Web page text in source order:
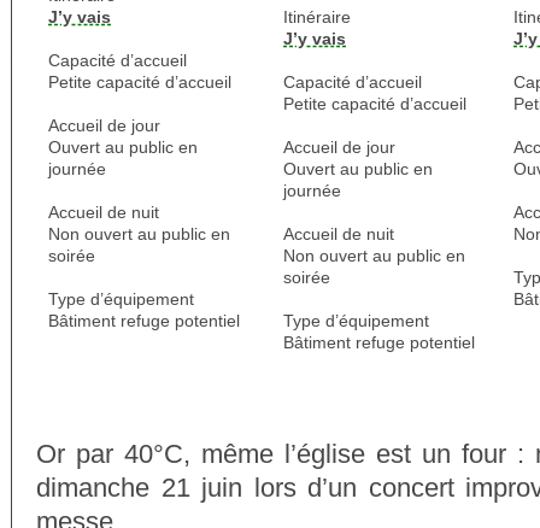
J’y vais
Capacité d’accueil
Petite capacité d’accueil
Accueil de jour
Ouvert au public en
journée
Accueil de nuit
Non ouvert au public en
soirée
Type d’équipement
Bâtiment refuge potentiel
Itinéraire
J’y vais
Capacité d’accueil
Petite capacité d’accueil
Accueil de jour
Ouvert au public en
journée
Accueil de nuit
Non ouvert au public en
soirée
Type d’équipement
Bâtiment refuge potentiel
Or par 40°C, même l’église est un four :
dimanche 21 juin lors d’un concert
messe.